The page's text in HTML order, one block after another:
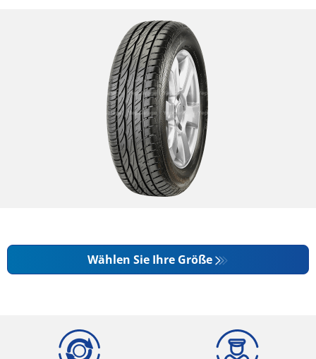
Wählen Sie Ihre Größe